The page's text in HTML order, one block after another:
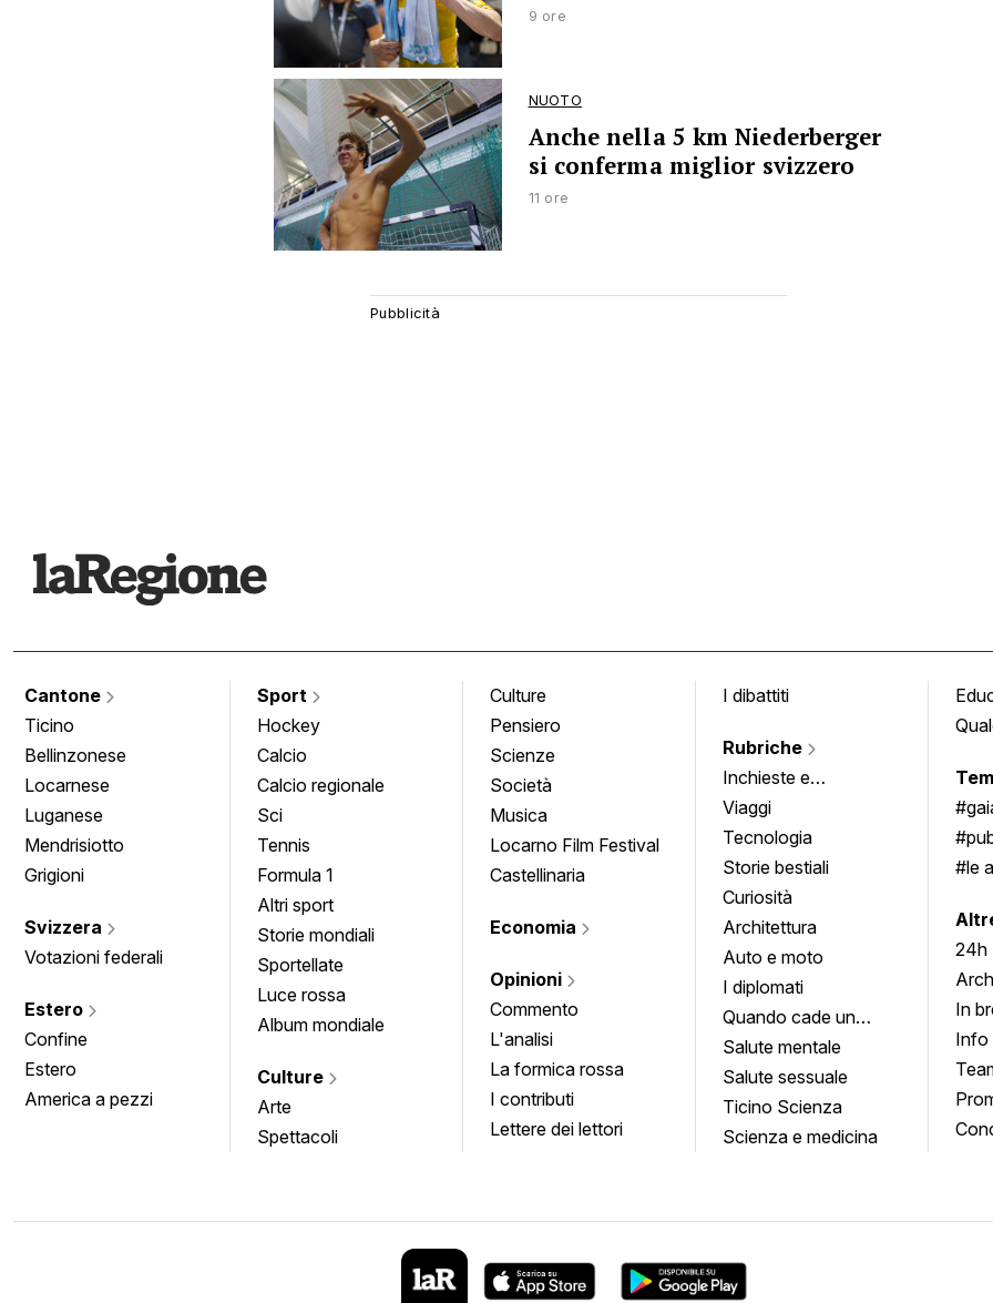
9 ore
NUOTO
Anche nella 5 km Niederberger
si conferma miglior svizzero
11 ore
Cantone
Ticino
Bellinzonese
Locarnese
Luganese
Mendrisiotto
Grigioni
Svizzera
Votazioni federali
Estero
Confine
Estero
America a pezzi
Sport
Hockey
Calcio
Calcio regionale
Sci
Tennis
Formula 1
Altri sport
Storie mondiali
Sportellate
Luce rossa
Album mondiale
Culture
Arte
Spettacoli
Culture
Pensiero
Scienze
Società
Musica
Locarno Film Festival
Castellinaria
Economia
Opinioni
Commento
L'analisi
La formica rossa
I contributi
Lettere dei lettori
I dibattiti
Rubriche
Inchieste e
approfondimenti
Viaggi
Tecnologia
Storie bestiali
Curiosità
Architettura
Auto e moto
I diplomati
Quando cade un
quadro
Salute mentale
Salute sessuale
Ticino Scienza
Scienza e medicina
#le
24h
In
Info